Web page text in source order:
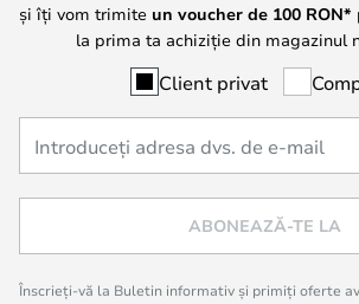
și îți vom trimite un voucher de 100 RON*
la prima ta achiziție din magazinul
Client privat
ABONEAZĂ-TE LA
Înscrieți-vă la Buletin informativ și primiți oferte